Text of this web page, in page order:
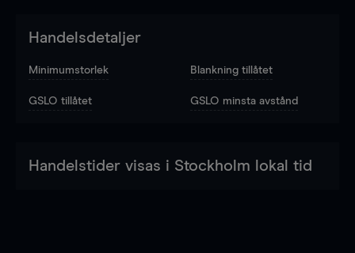
Handelsdetaljer
Minimumstorlek Blankning tillåtet
GSLO tillåtet GSLO minsta avstånd
Handelstider visas i Stockholm lokal tid